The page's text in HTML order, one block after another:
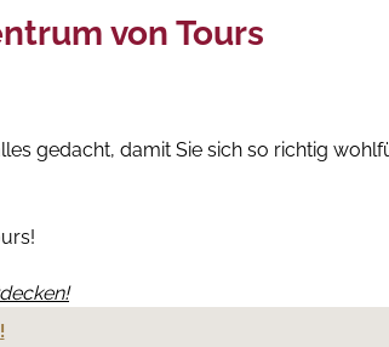
von Tours
gedacht, damit Sie sich so richtig